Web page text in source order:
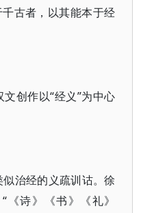
古者，以其能本于经
创作以“经义”为中心
治经的义疏训诂。徐
诗》《书》《礼》